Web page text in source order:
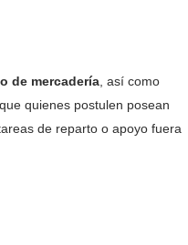
de mercadería , así como
quienes postulen posean
de reparto o apoyo fuera